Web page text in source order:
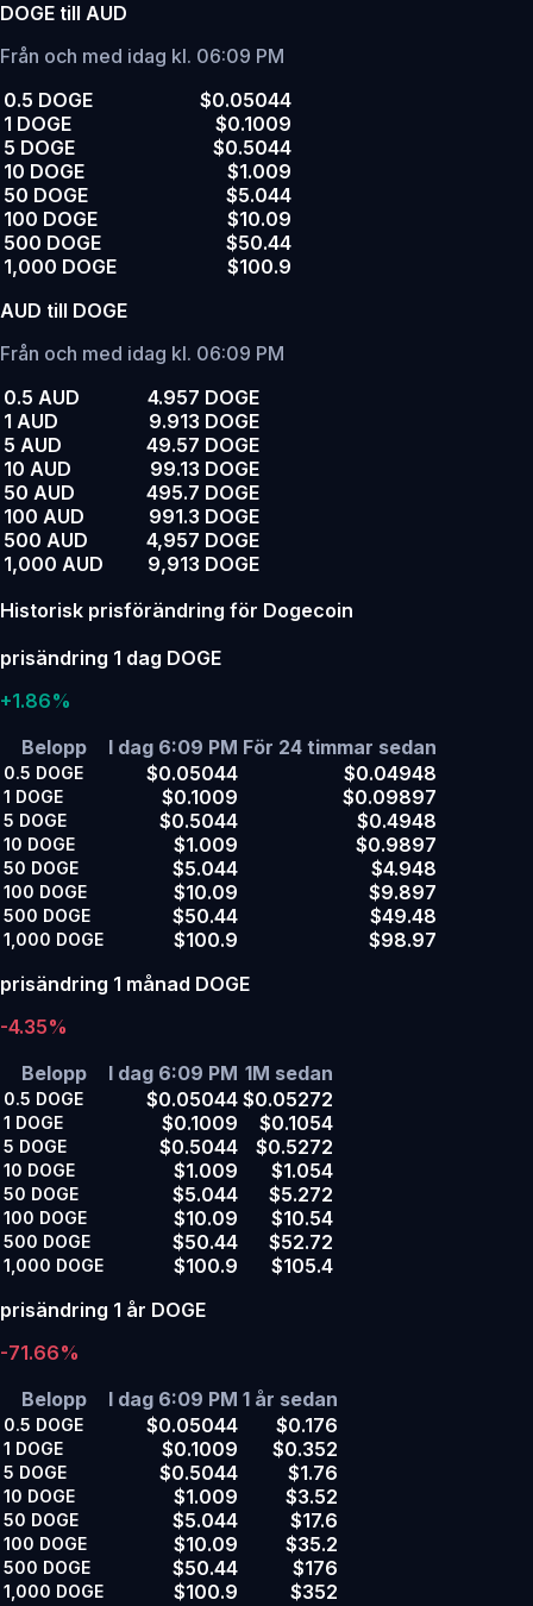
DOGE till AUD
Från och med idag kl. 06:09 PM
0.5 DOGE
$0.05044
1 DOGE
$0.1009
5 DOGE
$0.5044
10 DOGE
$1.009
50 DOGE
$5.044
100 DOGE
$10.09
500 DOGE
$50.44
1,000 DOGE
$100.9
AUD till DOGE
Från och med idag kl. 06:09 PM
0.5 AUD
4.957 DOGE
1 AUD
9.913 DOGE
5 AUD
49.57 DOGE
10 AUD
99.13 DOGE
50 AUD
495.7 DOGE
100 AUD
991.3 DOGE
500 AUD
4,957 DOGE
1,000 AUD
9,913 DOGE
Historisk prisförändring för Dogecoin
prisändring 1 dag DOGE
+1.86%
Belopp
I dag 6:09 PM För 24 timmar sedan
0.5 DOGE $0.05044 $0.04948
1 DOGE $0.1009 $0.09897
5 DOGE $0.5044 $0.4948
10 DOGE $1.009 $0.9897
50 DOGE $5.044 $4.948
100 DOGE $10.09 $9.897
500 DOGE $50.44 $49.48
1,000 DOGE $100.9
$98.97
prisändring 1 månad DOGE
-4.35%
Belopp
I dag 6:09 PM 1M sedan
0.5 DOGE $0.05044 $0.05272
1 DOGE $0.1009 $0.1054
5 DOGE $0.5044 $0.5272
10 DOGE $1.009 $1.054
50 DOGE $5.044 $5.272
100 DOGE $10.09 $10.54
500 DOGE $50.44 $52.72
1,000 DOGE $100.9
$105.4
prisändring 1 år DOGE
-71.66%
Belopp
I dag 6:09 PM 1 år sedan
0.5 DOGE $0.05044 $0.176
1 DOGE $0.1009 $0.352
5 DOGE $0.5044 $1.76
10 DOGE $1.009 $3.52
50 DOGE $5.044 $17.6
100 DOGE $10.09 $35.2
500 DOGE $50.44 $176
1,000 DOGE $100.9
$352